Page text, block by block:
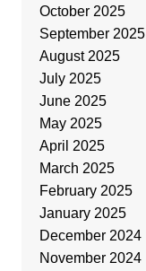
October 2025
September 2025
August 2025
July 2025
June 2025
May 2025
April 2025
March 2025
February 2025
January 2025
December 2024
November 2024